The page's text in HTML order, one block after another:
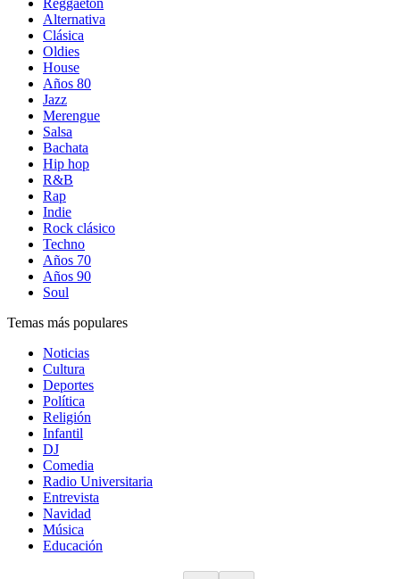
Reggaetón
Alternativa
Clásica
Oldies
House
Años 80
Jazz
Merengue
Salsa
Bachata
Hip hop
R&B
Rap
Indie
Rock clásico
Techno
Años 70
Años 90
Soul
Temas más populares
Noticias
Cultura
Deportes
Política
Religión
Infantil
DJ
Comedia
Radio Universitaria
Entrevista
Navidad
Música
Educación